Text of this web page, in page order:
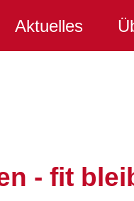
Aktuelles
- fit